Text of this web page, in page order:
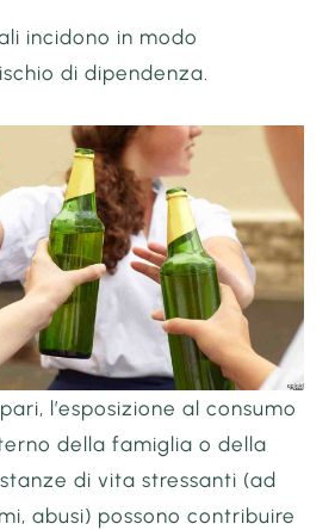
incidono in modo
di dipendenza.
l’esposizione al consumo
della famiglia o della
di vita stressanti (ad
abusi) possono contribuire